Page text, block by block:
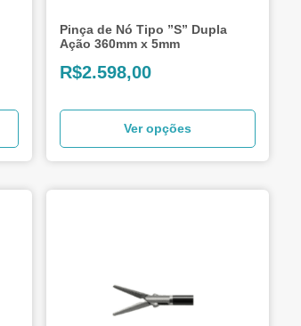
Pinça de Nó Tipo ”S” Dupla
Ação 360mm x 5mm
R$2.598,00
Ver opções